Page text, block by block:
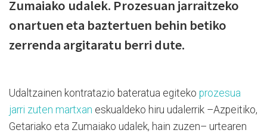
Zumaiako udalek. Prozesuan jarraitzeko
onartuen eta baztertuen behin betiko
zerrenda argitaratu berri dute.
Udaltzainen kontratazio bateratua egiteko prozesua
jarri zuten martxan eskualdeko hiru udalerrik –Azpeitiko,
Getariako eta Zumaiako udalek, hain zuzen– urtearen